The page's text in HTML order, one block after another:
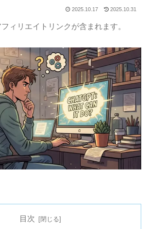
2025.10.17 2025.10.31
ィリエイトリンクが含まれます。
目次